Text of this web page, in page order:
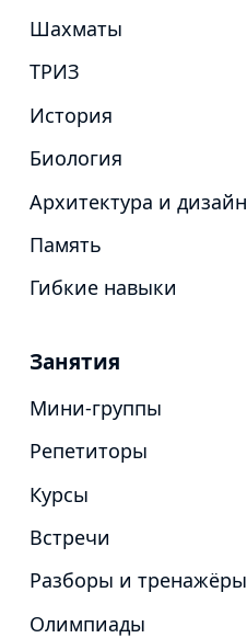
Шахматы
ТРИЗ
История
Биология
Архитектура и дизайн
Память
Гибкие навыки
Занятия
Мини-группы
Репетиторы
Курсы
Встречи
Разборы и тренажёры
Олимпиады